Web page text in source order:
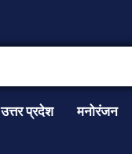
उत्तर प्रदेश मनोरंजन